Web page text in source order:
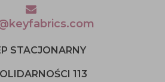
STACJONARNY
113